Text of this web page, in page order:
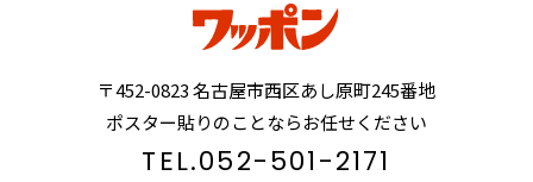
〒452-0823 名古屋市西区あし原町245番地
ポスター貼りのことならお任せください
TEL.052-501-2171